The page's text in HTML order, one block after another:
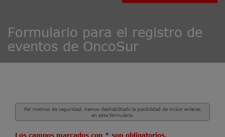
Formulario para el registro de
eventos de OncoSur
Por motivos de seguridad, hemos deshabilitado la posibilidad de incluir enlaces
en este formulario.
Los campos marcados con * son obligatorios.